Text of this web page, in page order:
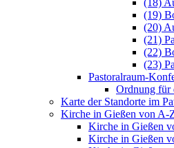
(19)
(20)
(21)
(22)
(23)
Pastoralraum-
Ordnung für
Karte der Standorte im
Kirche in Gießen von A-
Kirche in Gießen
Kirche in Gießen